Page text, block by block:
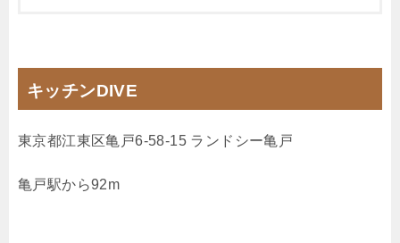
キッチンDIVE
東京都江東区亀戸6-58-15 ランドシー亀戸
亀戸駅から92m